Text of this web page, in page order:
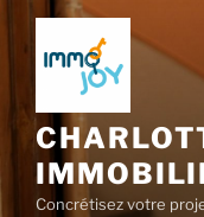
Aller
contenu
Concrétisez votre